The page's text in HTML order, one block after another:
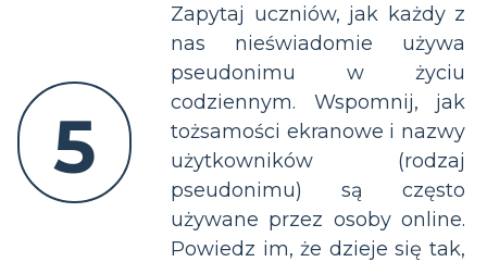
5
Zapytaj uczniów, jak każdy z
nas nieświadomie używa
pseudonimu w życiu
codziennym. Wspomnij, jak
tożsamości ekranowe i nazwy
użytkowników (rodzaj
pseudonimu) są często
używane przez osoby online.
Powiedz im, że dzieje się tak,